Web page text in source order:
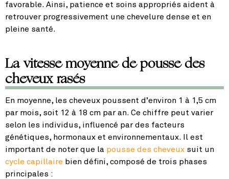
favorable. Ainsi, patience et soins appropriés aident à
retrouver progressivement une chevelure dense et en
pleine santé.
La vitesse moyenne de pousse des
cheveux rasés
En moyenne, les cheveux poussent d’environ 1 à 1,5 cm
par mois, soit 12 à 18 cm par an. Ce chiffre peut varier
selon les individus, influencé par des facteurs
génétiques, hormonaux et environnementaux. Il est
important de noter que la pousse des cheveux suit un
cycle capillaire bien défini, composé de trois phases
principales :